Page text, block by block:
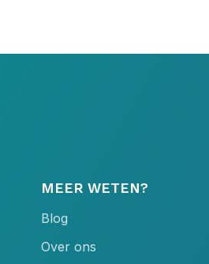
MEER WETEN?
Blog
Over ons